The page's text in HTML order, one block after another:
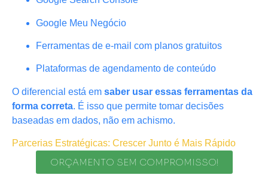
Google Meu Negócio
Ferramentas de e-mail com planos gratuitos
Plataformas de agendamento de conteúdo
O diferencial está em saber usar essas ferramentas da
forma correta. É isso que permite tomar decisões
baseadas em dados, não em achismo.
Parcerias Estratégicas: Crescer Junto é Mais Rápido
ORÇAMENTO SEM COMPROMISSO!